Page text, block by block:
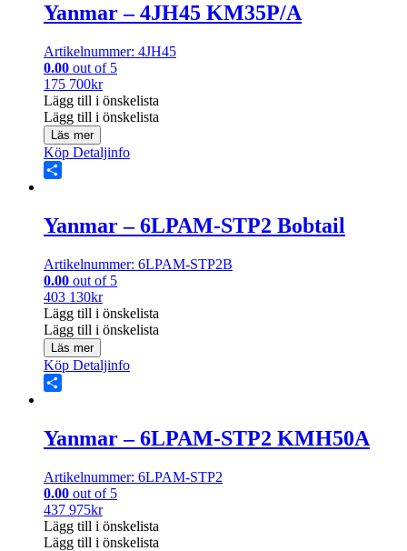
Yanmar – 4JH45 KM35P/A
Artikelnummer: 4JH45
0.00 out of 5
175 700kr
Lägg till i önskelista
Lägg till i önskelista
Läs mer
Köp Detaljinfo
Yanmar – 6LPAM-STP2 Bobtail
Artikelnummer: 6LPAM-STP2B
0.00 out of 5
403 130kr
Lägg till i önskelista
Lägg till i önskelista
Läs mer
Köp Detaljinfo
Yanmar – 6LPAM-STP2 KMH50A
Artikelnummer: 6LPAM-STP2
0.00 out of 5
437 975kr
Lägg till i önskelista
Lägg till i önskelista